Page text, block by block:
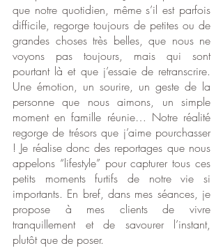
que notre quotidien, même s’il est parfois
difficile, regorge toujours de petites ou de
grandes choses très belles, que nous ne
voyons pas toujours, mais qui sont
pourtant là et que j’essaie de retranscrire.
Une émotion, un sourire, un geste de la
personne que nous aimons, un simple
moment en famille réunie… Notre réalité
regorge de trésors que j’aime pourchasser
! Je réalise donc des reportages que nous
appelons “lifestyle” pour capturer tous ces
petits moments furtifs de notre vie si
importants. En bref, dans mes séances, je
propose à mes clients de vivre
tranquillement et de savourer l’instant,
plutôt que de poser.